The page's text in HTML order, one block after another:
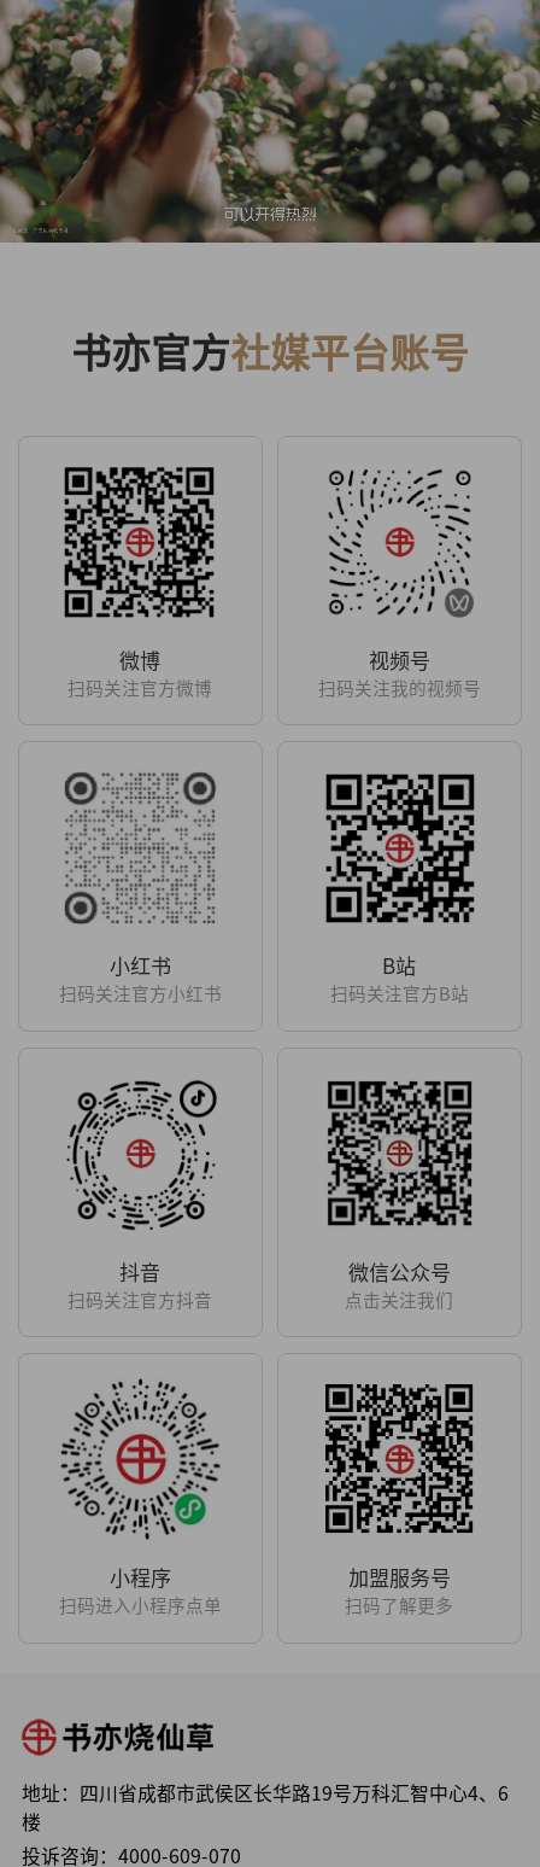
书亦官方社媒平台账号
微博
扫码关注官方微博
视频号
扫码关注我的视频号
小红书
扫码关注官方小红书
B站
扫码关注官方B站
抖音
扫码关注官方抖音
微信公众号
点击关注我们
小程序
扫码进入小程序点单
加盟服务号
扫码了解更多
地址：四川省成都市武侯区长华路19号万科汇智中心4、6
楼
投诉咨询： 4000-609-070